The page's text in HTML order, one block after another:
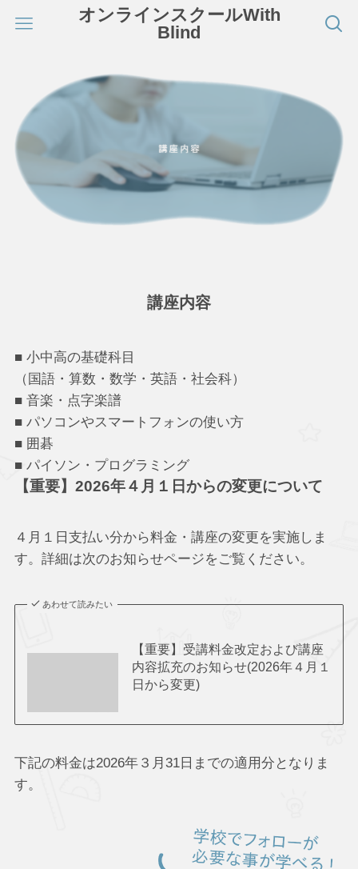
オンラインスクールWith
Blind
講座内容
■ 小中高の基礎科目
（国語・算数・数学・英語・社会科）
■ 音楽・点字楽譜
■ パソコンやスマートフォンの使い方
■ 囲碁
■ パイソン・プログラミング
【重要】2026年４月１日からの変更について
４月１日支払い分から料金・講座の変更を実施しま
す。詳細は次のお知らせページをご覧ください。
あわせて読みたい
【重要】受講料金改定および講座
内容拡充のお知らせ(2026年４月１
日から変更)
下記の料金は2026年３月31日までの適用分となりま
す。